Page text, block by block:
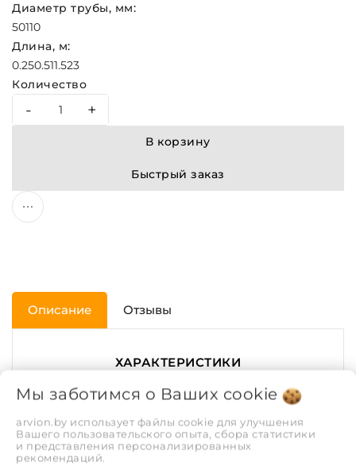
Диаметр трубы, мм:
50110
Длина, м:
0.250.511.523
Количество
- +
В корзину
Быстрый заказ
Описание Отзывы
ХАРАКТЕРИСТИКИ
Цвет Белый
Мы заботимся о Ваших cookie
arvion.by использует файлы cookie для улучшения
Вашего пользовательского опыта, сбора статистики
и представления персонализированных
рекомендаций.